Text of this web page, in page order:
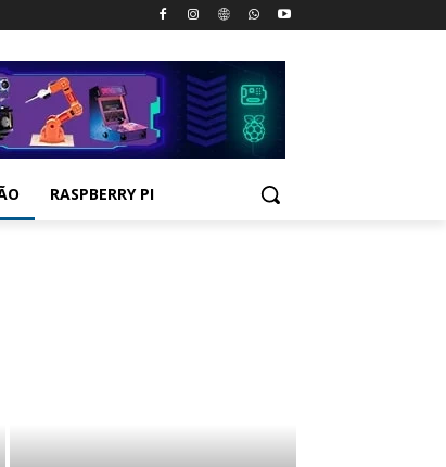
RASPBERRY PI